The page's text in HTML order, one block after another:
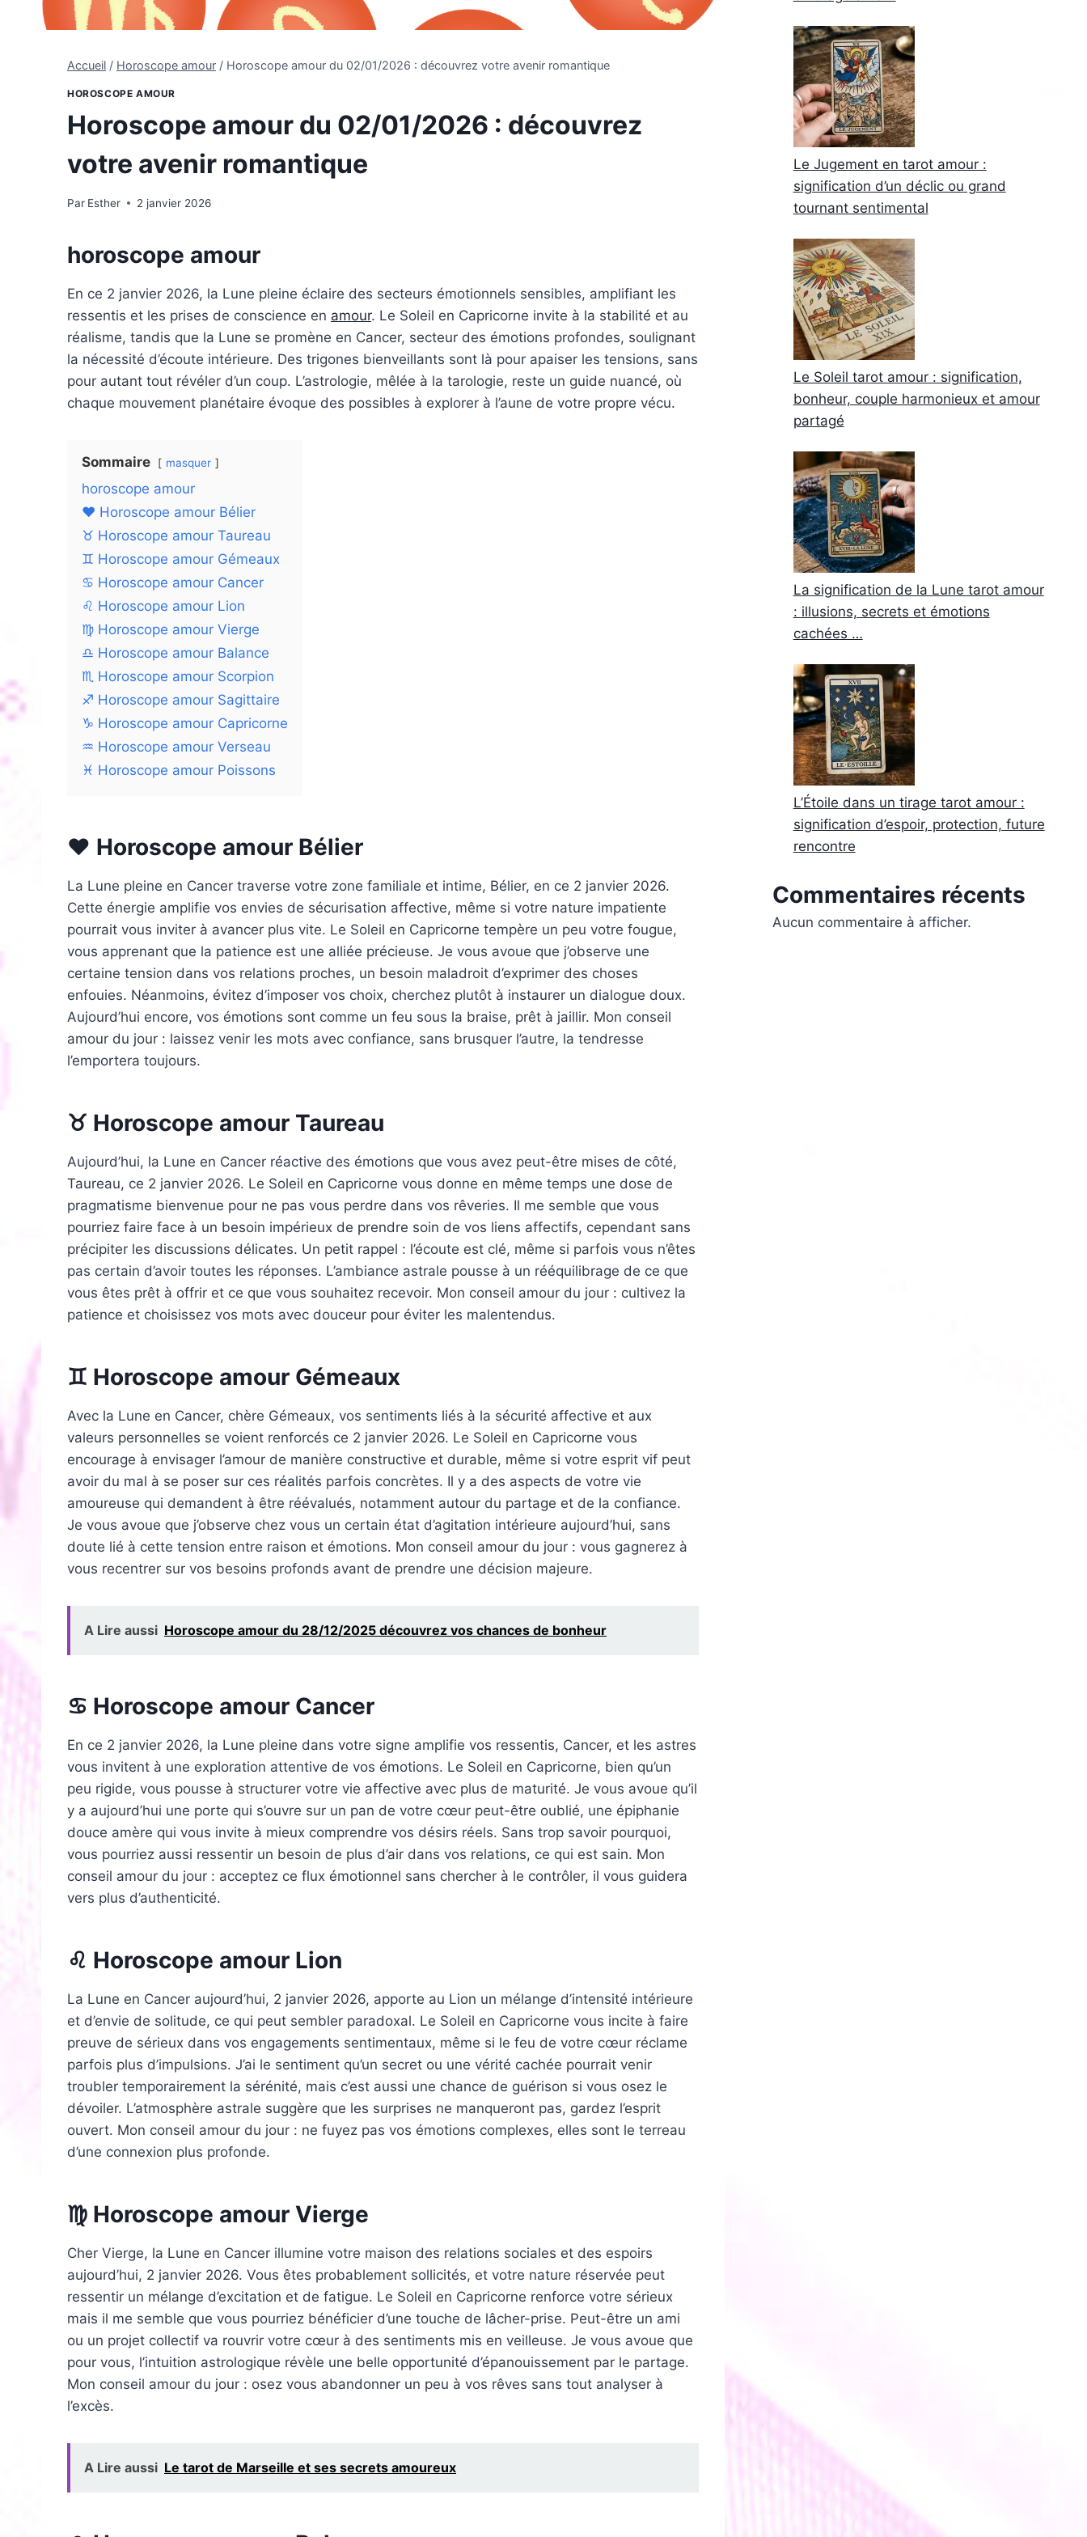
Accueil / Horoscope amour / Horoscope amour du 02/01/2026 : découvrez votre avenir romantique
HOROSCOPE AMOUR
Horoscope amour du 02/01/2026 : découvrez
votre avenir romantique
Par Esther 2 janvier 2026
horoscope amour
En ce 2 janvier 2026, la Lune pleine éclaire des secteurs émotionnels sensibles, amplifiant les
ressentis et les prises de conscience en amour. Le Soleil en Capricorne invite à la stabilité et au
réalisme, tandis que la Lune se promène en Cancer, secteur des émotions profondes, soulignant
la nécessité d’écoute intérieure. Des trigones bienveillants sont là pour apaiser les tensions, sans
pour autant tout révéler d’un coup. L’astrologie, mêlée à la tarologie, reste un guide nuancé, où
chaque mouvement planétaire évoque des possibles à explorer à l’aune de votre propre vécu.
Sommaire masquer
horoscope amour
❤️ Horoscope amour Bélier
♉ Horoscope amour Taureau
♊ Horoscope amour Gémeaux
♋ Horoscope amour Cancer
♌ Horoscope amour Lion
♍ Horoscope amour Vierge
♎ Horoscope amour Balance
♏ Horoscope amour Scorpion
♐ Horoscope amour Sagittaire
♑ Horoscope amour Capricorne
♒ Horoscope amour Verseau
♓ Horoscope amour Poissons
❤️ Horoscope amour Bélier
La Lune pleine en Cancer traverse votre zone familiale et intime, Bélier, en ce 2 janvier 2026.
Cette énergie amplifie vos envies de sécurisation affective, même si votre nature impatiente
pourrait vous inviter à avancer plus vite. Le Soleil en Capricorne tempère un peu votre fougue,
vous apprenant que la patience est une alliée précieuse. Je vous avoue que j’observe une
certaine tension dans vos relations proches, un besoin maladroit d’exprimer des choses
enfouies. Néanmoins, évitez d’imposer vos choix, cherchez plutôt à instaurer un dialogue doux.
Aujourd’hui encore, vos émotions sont comme un feu sous la braise, prêt à jaillir. Mon conseil
amour du jour : laissez venir les mots avec confiance, sans brusquer l’autre, la tendresse
l’emportera toujours.
♉ Horoscope amour Taureau
Aujourd’hui, la Lune en Cancer réactive des émotions que vous avez peut-être mises de côté,
Taureau, ce 2 janvier 2026. Le Soleil en Capricorne vous donne en même temps une dose de
pragmatisme bienvenue pour ne pas vous perdre dans vos rêveries. Il me semble que vous
pourriez faire face à un besoin impérieux de prendre soin de vos liens affectifs, cependant sans
précipiter les discussions délicates. Un petit rappel : l’écoute est clé, même si parfois vous n’êtes
pas certain d’avoir toutes les réponses. L’ambiance astrale pousse à un rééquilibrage de ce que
vous êtes prêt à offrir et ce que vous souhaitez recevoir. Mon conseil amour du jour : cultivez la
patience et choisissez vos mots avec douceur pour éviter les malentendus.
♊ Horoscope amour Gémeaux
Avec la Lune en Cancer, chère Gémeaux, vos sentiments liés à la sécurité affective et aux
valeurs personnelles se voient renforcés ce 2 janvier 2026. Le Soleil en Capricorne vous
encourage à envisager l’amour de manière constructive et durable, même si votre esprit vif peut
avoir du mal à se poser sur ces réalités parfois concrètes. Il y a des aspects de votre vie
amoureuse qui demandent à être réévalués, notamment autour du partage et de la confiance.
Je vous avoue que j’observe chez vous un certain état d’agitation intérieure aujourd’hui, sans
doute lié à cette tension entre raison et émotions. Mon conseil amour du jour : vous gagnerez à
vous recentrer sur vos besoins profonds avant de prendre une décision majeure.
A Lire aussi Horoscope amour du 28/12/2025 découvrez vos chances de bonheur
♋ Horoscope amour Cancer
En ce 2 janvier 2026, la Lune pleine dans votre signe amplifie vos ressentis, Cancer, et les astres
vous invitent à une exploration attentive de vos émotions. Le Soleil en Capricorne, bien qu’un
peu rigide, vous pousse à structurer votre vie affective avec plus de maturité. Je vous avoue qu’il
y a aujourd’hui une porte qui s’ouvre sur un pan de votre cœur peut-être oublié, une épiphanie
douce amère qui vous invite à mieux comprendre vos désirs réels. Sans trop savoir pourquoi,
vous pourriez aussi ressentir un besoin de plus d’air dans vos relations, ce qui est sain. Mon
conseil amour du jour : acceptez ce flux émotionnel sans chercher à le contrôler, il vous guidera
vers plus d’authenticité.
♌ Horoscope amour Lion
La Lune en Cancer aujourd’hui, 2 janvier 2026, apporte au Lion un mélange d’intensité intérieure
et d’envie de solitude, ce qui peut sembler paradoxal. Le Soleil en Capricorne vous incite à faire
preuve de sérieux dans vos engagements sentimentaux, même si le feu de votre cœur réclame
parfois plus d’impulsions. J’ai le sentiment qu’un secret ou une vérité cachée pourrait venir
troubler temporairement la sérénité, mais c’est aussi une chance de guérison si vous osez le
dévoiler. L’atmosphère astrale suggère que les surprises ne manqueront pas, gardez l’esprit
ouvert. Mon conseil amour du jour : ne fuyez pas vos émotions complexes, elles sont le terreau
d’une connexion plus profonde.
♍ Horoscope amour Vierge
Cher Vierge, la Lune en Cancer illumine votre maison des relations sociales et des espoirs
aujourd’hui, 2 janvier 2026. Vous êtes probablement sollicités, et votre nature réservée peut
ressentir un mélange d’excitation et de fatigue. Le Soleil en Capricorne renforce votre sérieux
mais il me semble que vous pourriez bénéficier d’une touche de lâcher-prise. Peut-être un ami
ou un projet collectif va rouvrir votre cœur à des sentiments mis en veilleuse. Je vous avoue que
pour vous, l’intuition astrologique révèle une belle opportunité d’épanouissement par le partage.
Mon conseil amour du jour : osez vous abandonner un peu à vos rêves sans tout analyser à
l’excès.
A Lire aussi Le tarot de Marseille et ses secrets amoureux
Le Jugement en tarot amour :
signification d’un déclic ou grand
tournant sentimental
Le Soleil tarot amour : signification,
bonheur, couple harmonieux et amour
partagé
La signification de la Lune tarot amour
: illusions, secrets et émotions
cachées …
L’Étoile dans un tirage tarot amour :
signification d’espoir, protection, future
rencontre
Commentaires récents
Aucun commentaire à afficher.